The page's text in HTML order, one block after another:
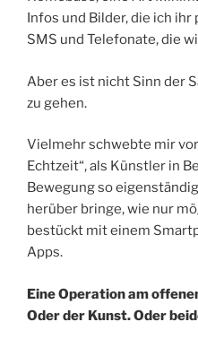
Infos und Bilder, die ich
SMS und Telefonate, die
Aber es ist nicht Sinn der
zu gehen.
Vielmehr schwebte mir
Echtzeit“, als Künstler in
Bewegung so
herüber bringe, wie nur
bestückt mit einem
Apps.
Eine Operation am
Oder der Kunst. Oder